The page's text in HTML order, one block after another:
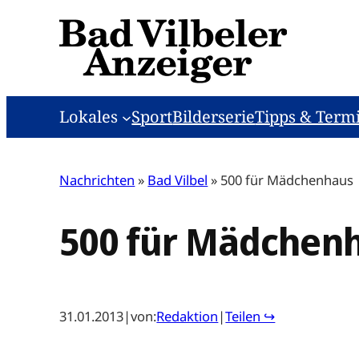
Lokales SportBilderserieTipps &
Nachrichten » Bad Vilbel » 500 für Mädchenhaus
500 für
31.01.2013|von:Redaktion |Teilen ↪